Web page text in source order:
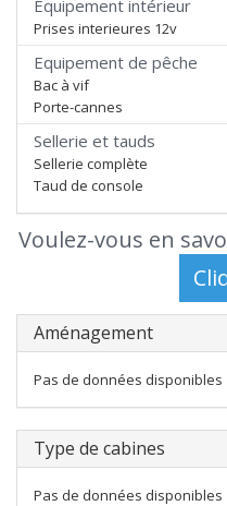
Equipement intérieur
Prises interieures 12v
Equipement de pêche
Bac à vif
Porte-cannes
Sellerie et tauds
Sellerie complète
Taud de console
Voulez-vous en
Aménagement
Pas de données disponibles
Type de cabines
Pas de données disponibles